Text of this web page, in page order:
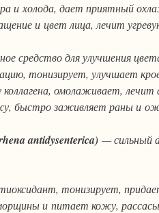
и холода, дает приятный
и цвет лица, лечит
средство для улучшения
тонизирует, улучшает
омолаживает,
быстро заживляет раны и
antidysenterica) — сильный
тонизирует,
и питает кожу,